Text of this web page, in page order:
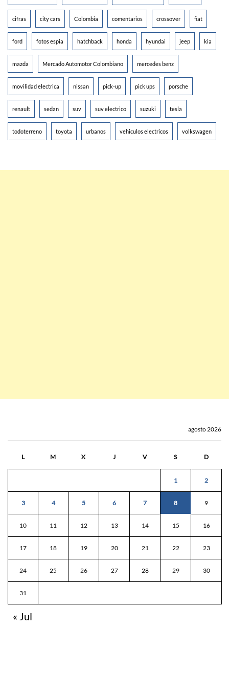
cifras city cars Colombia comentarios crossover fiat
ford fotos espia hatchback honda hyundai jeep kia
mazda Mercado Automotor Colombiano mercedes benz
movilidad electrica nissan pick-up pick ups porsche
renault sedan suv suv electrico suzuki tesla
todoterreno toyota urbanos vehiculos electricos volkswagen
agosto 2026
L M X J V S D
1 2
3 4 5 6 7 8 9
10 11 12 13 14 15 16
17 18 19 20 21 22 23
24 25 26 27 28 29 30
31
« Jul